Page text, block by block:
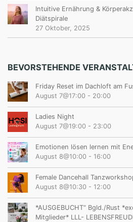
Intuitive Ernährung &
Diätspirale
27 Oktober, 2025
BEVORSTEHENDE
Friday Reset im Dachloft am
August 7@17:00 - 20:00
Ladies Night
August 7@19:00 - 23:00
Emotionen lösen lernen mit
August 8@10:00 - 16:00
Female Dancehall
August 8@10:30 - 12:00
*AUSGEBUCHT“ Bgld./Rust
Mitglieder* LLL-